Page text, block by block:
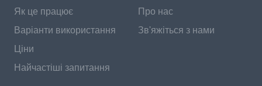
Як це працює
Варіанти використання
Ціни
Найчастіші запитання
Про нас
Зв'яжіться з нами